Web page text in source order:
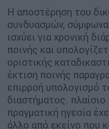
Η αποστέρηση του
συνδυασμών,
ισχύει για χρονική
ποινής και
οριστικής
έκτιση ποινής
επιρροή υπολογισμό
διαστήματος.
πραγματική ηγεσία
άλλο από εκείνο που